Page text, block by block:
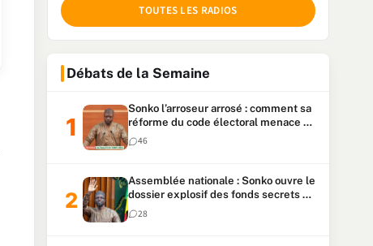
TOUTES LES RADIOS
Débats de la Semaine
Sonko l’arroseur arrosé : comment sa
réforme du code électoral menace sa
candidature
46
Assemblée nationale : Sonko ouvre le
dossier explosif des fonds secrets et
du patrimoine présidentiel
28